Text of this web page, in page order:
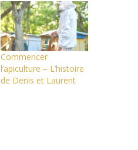
Commencer
l’apiculture – L’histoire
de Denis et Laurent